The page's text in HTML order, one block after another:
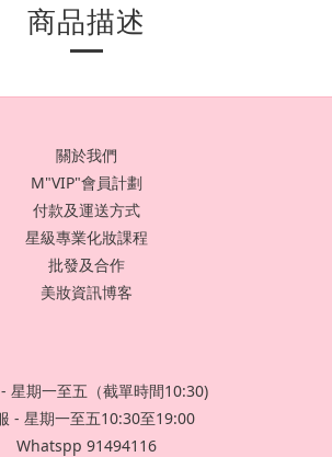
商品描述
關於我們
M"VIP"會員計劃
付款及運送方式
星級專業化妝課程
批發及合作
美妝資訊博客
星期一至五（截單時間10:30)
- 星期一至五10:30至19:00
Whatspp 91494116